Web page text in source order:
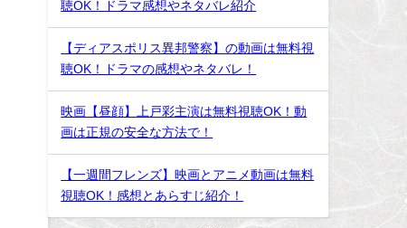
聴OK！ドラマ感想やネタバレ紹介
【ディアスポリス異邦警察】の動画は無料視
聴OK！ドラマの感想やネタバレ！
映画【昼顔】上戸彩主演は無料視聴OK！動
画は正規の安全な方法で！
【一週間フレンズ】映画とアニメ動画は無料
視聴OK！感想とあらすじ紹介！